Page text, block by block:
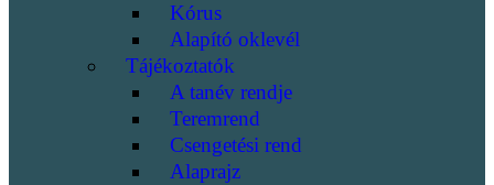
Kórus
Alapító oklevél
Tájékoztatók
A tanév rendje
Teremrend
Csengetési rend
Alaprajz